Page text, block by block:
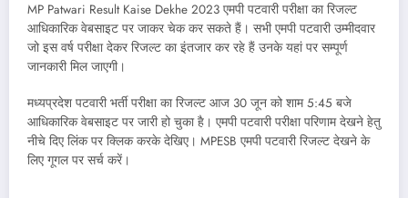
MP Patwari Result Kaise Dekhe 2023 एमपी पटवारी परीक्षा का रिजल्ट
आधिकारिक वेबसाइट पर जाकर चेक कर सकते हैं। सभी एमपी पटवारी उम्मीदवार
जो इस वर्ष परीक्षा देकर रिजल्ट का इंतजार कर रहे हैं उनके यहां पर सम्पूर्ण
जानकारी मिल जाएगी।
मध्यप्रदेश पटवारी भर्ती परीक्षा का रिजल्ट आज 30 जून को शाम 5:45 बजे
आधिकारिक वेबसाइट पर जारी हो चुका है। एमपी पटवारी परीक्षा परिणाम देखने हेतु
नीचे दिए लिंक पर क्लिक करके देखिए। MPESB एमपी पटवारी रिजल्ट देखने के
लिए गूगल पर सर्च करें।